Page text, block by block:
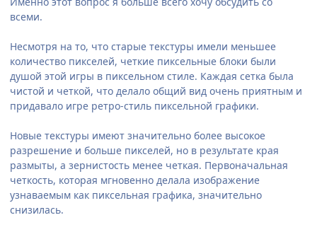
всеми.
Несмотря на то, что старые текстуры имели меньшее
количество пикселей, четкие пиксельные блоки были
душой этой игры в пиксельном стиле. Каждая сетка была
чистой и четкой, что делало общий вид очень приятным и
придавало игре ретро-стиль пиксельной графики.
Новые текстуры имеют значительно более высокое
разрешение и больше пикселей, но в результате края
размыты, а зернистость менее четкая. Первоначальная
четкость, которая мгновенно делала изображение
узнаваемым как пиксельная графика, значительно
снизилась.